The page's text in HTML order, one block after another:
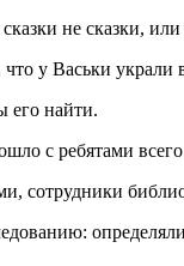
не сказки,
у Васьки украли
его найти.
с ребятами
сотрудники